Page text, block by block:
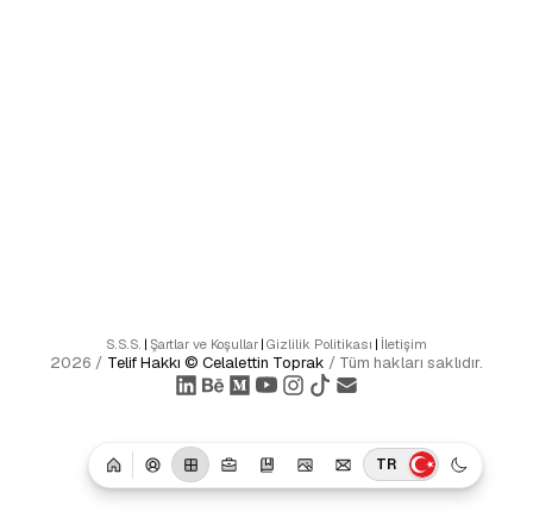
TR
S.S.S. | Şartlar ve Koşullar | Gizlilik Politikası | İletişim
2026 / Telif Hakkı © Celalettin Toprak / Tüm hakları saklıdır.